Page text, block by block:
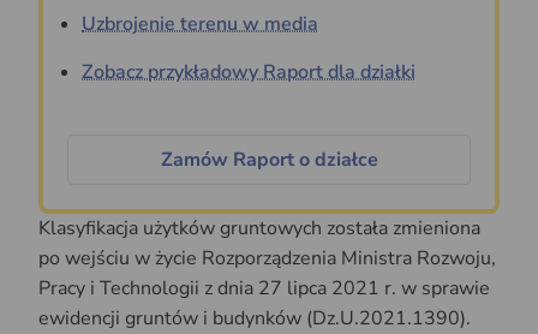
Uzbrojenie terenu w media
Zobacz przykładowy Raport dla działki
Zamów Raport o działce
Klasyfikacja użytków gruntowych została zmieniona
po wejściu w życie Rozporządzenia Ministra Rozwoju,
Pracy i Technologii z dnia 27 lipca 2021 r. w sprawie
ewidencji gruntów i budynków (Dz.U.2021.1390).